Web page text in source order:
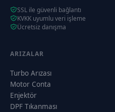
SSL ile güvenli bağlantı
KVKK uyumlu veri işleme
Ücretsiz danışma
ARIZALAR
Turbo Arızası
Motor Conta
Enjektör
DPF Tıkanması